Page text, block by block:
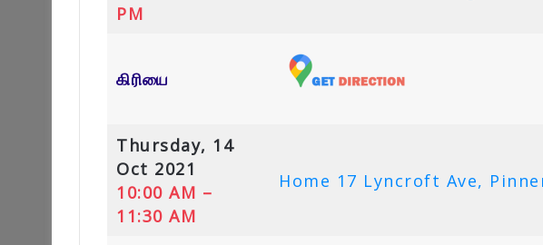
PM
கிரியை
Thursday, 14
Oct 2021
10:00 AM –
11:30 AM
Home 17 Lyncroft Ave,